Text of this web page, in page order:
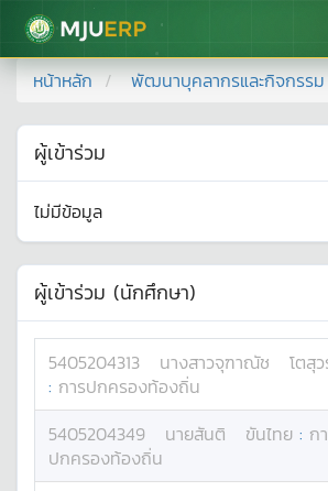
มหาวิทยาลัยแม่โจ้
หน้าหลัก พัฒนาบุคลากรและกิจกรรม
ผู้เข้าร่วม
ไม่มีข้อมูล
ผู้เข้าร่วม (นักศึกษา)
5405204313 นางสาวจุฑาณัช
โตสุ
: การปกครองท้องถิ่น
5405204349 นายสันติ ขันไทย : ก
ปกครองท้องถิ่น